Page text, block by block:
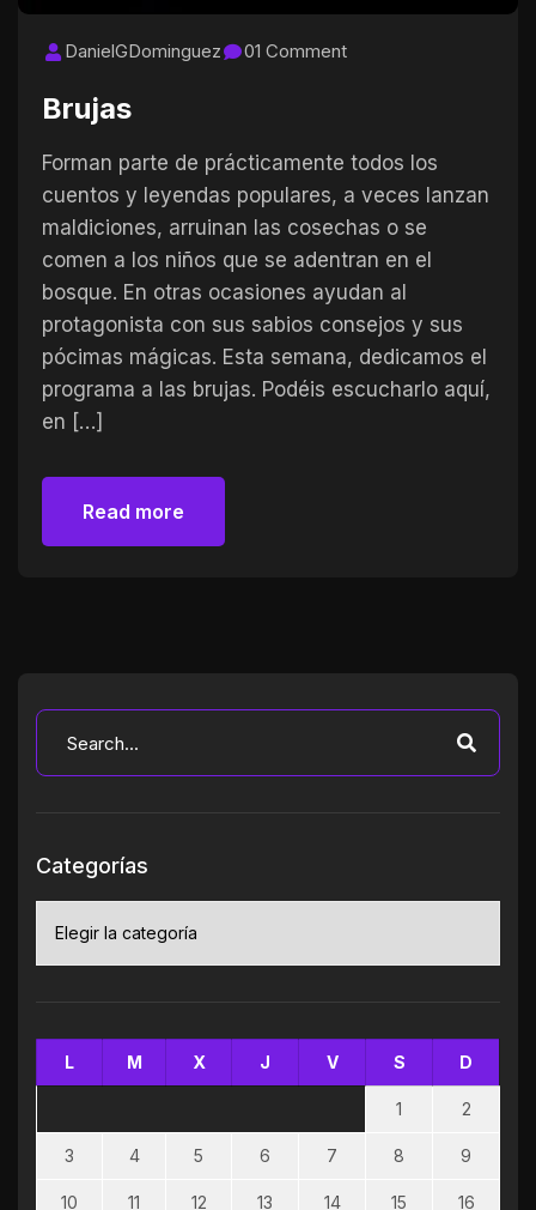
DanielGDominguez 01 Comment
Brujas
Forman parte de prácticamente todos los
cuentos y leyendas populares, a veces lanzan
maldiciones, arruinan las cosechas o se
comen a los niños que se adentran en el
bosque. En otras ocasiones ayudan al
protagonista con sus sabios consejos y sus
pócimas mágicas. Esta semana, dedicamos el
programa a las brujas. Podéis escucharlo aquí,
en […]
Read more
Categorías
L M X J V S D
1 2
3 4 5 6 7 8 9
10 11 12 13 14 15 16